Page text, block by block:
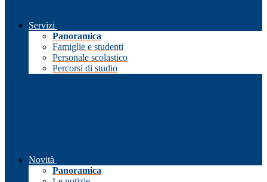
Servizi
Panoramica
Famiglie e studenti
Personale scolastico
Percorsi di studio
Novità
Panoramica